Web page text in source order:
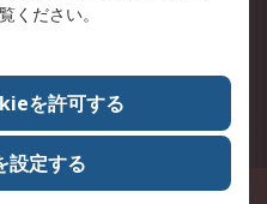
コーポレートサイト
RSの歴史
認証について
戸町134番地 横浜ビジネスパーク ウ
ください。
を許可する
設定する